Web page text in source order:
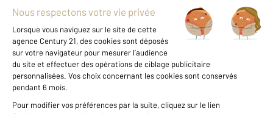
À propos
International
Nous contacter